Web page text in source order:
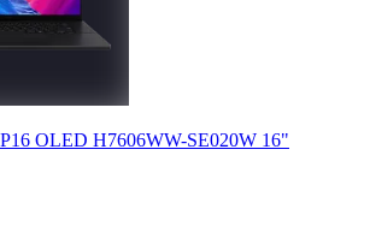
OLED H7606WW-SE020W 16"